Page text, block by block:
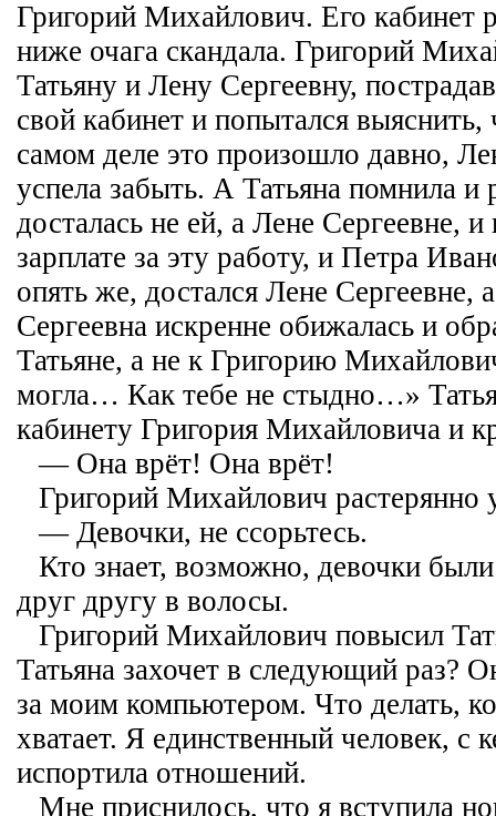
Григорий Михайлович. Его кабинет
ниже очага скандала. Григорий
Татьяну и Лену Сергеевну,
свой кабинет и попытался
самом деле это произошло давно,
успела забыть. А Татьяна помнила и
досталась не ей, а Лене Сергеевне, и
зарплате за эту работу, и Петра
опять же, достался Лене Сергеевне,
Сергеевна искренне обижалась и
Татьяне, а не к Григорию
могла… Как тебе не стыдно…»
кабинету Григория Михайловича и
— Она врёт! Она врёт!
Григорий Михайлович растерянно
— Девочки, не ссорьтесь.
Кто знает, возможно, девочки
друг другу в волосы.
Григорий Михайлович повысил
Татьяна захочет в следующий раз?
за моим компьютером. Что делать,
хватает. Я единственный человек, с
испортила отношений.
Мне приснилось, что я вступила